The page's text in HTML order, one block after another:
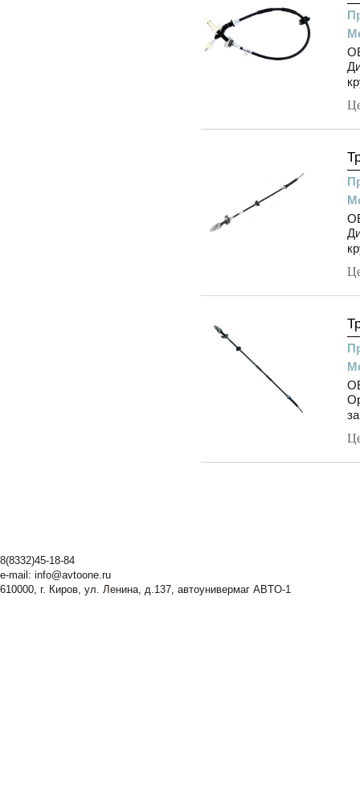
8(8332)45-18-84
e-mail: info@avtoone.ru
610000, г. Киров, ул. Ленина, д.137, автоунивермаг ABTO-1